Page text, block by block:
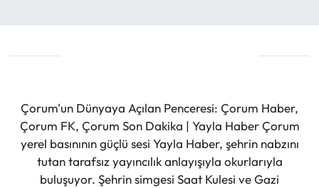
Çorum'un Dünyaya Açılan Penceresi: Çorum Haber,
Çorum FK, Çorum Son Dakika | Yayla Haber Çorum
yerel basınının güçlü sesi Yayla Haber, şehrin nabzını
tutan tarafsız yayıncılık anlayışıyla okurlarıyla
buluşuyor. Şehrin simgesi Saat Kulesi ve Gazi